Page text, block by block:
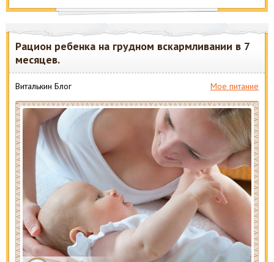
Рацион ребенка на грудном вскармливании в 7
месяцев.
Виталькин Блог Мое питание